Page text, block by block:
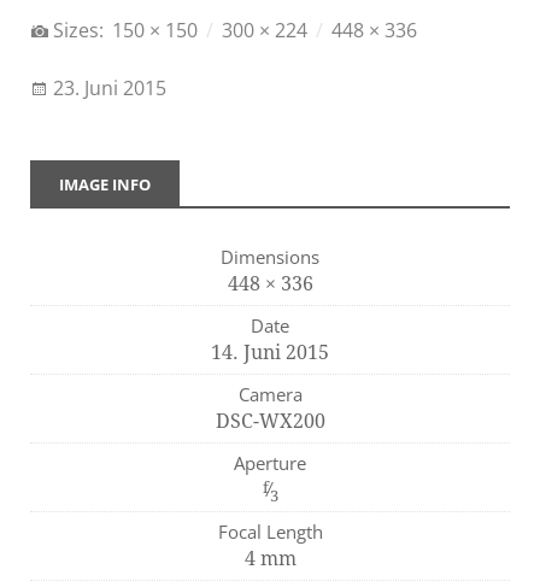
Sizes: 150 × 150 / 300 × 224 / 448 × 336
23. Juni 2015
IMAGE INFO
Dimensions
448 × 336
Date
14. Juni 2015
Camera
DSC-WX200
Aperture
f⁄3
Focal Length
4 mm